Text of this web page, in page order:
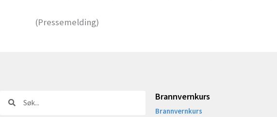
(Pressemelding)
Søk Brannvernkurs
Brannvernkurs